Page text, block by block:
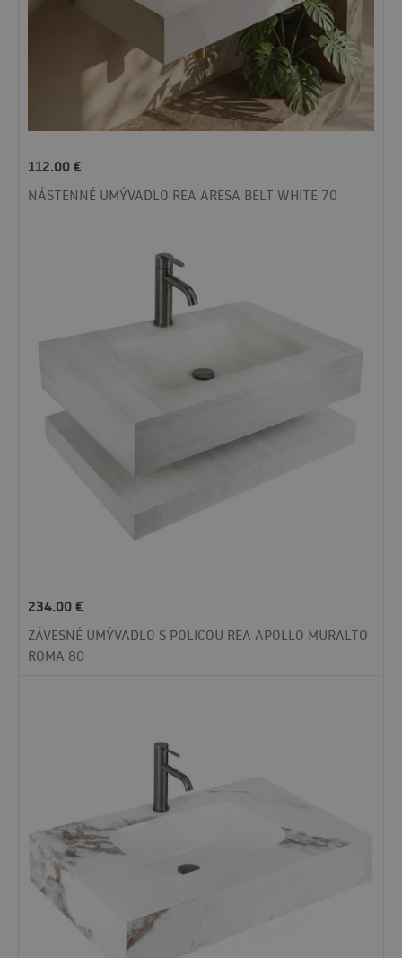
112.00€
NÁSTENNÉ UMÝVADLO REA ARESA BELT WHITE 70
234.00€
ZÁVESNÉ UMÝVADLO S POLICOU REA APOLLO MURALTO
ROMA 80